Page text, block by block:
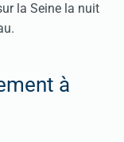
la Seine la nuit
à